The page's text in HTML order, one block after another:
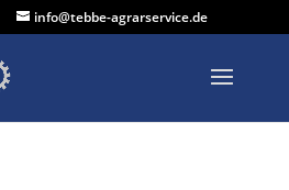
info@tebbe-agrarservice.de